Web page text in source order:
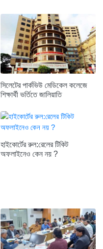
সিলেটের পার্কভিউ মেডিকেল কলেজে
শিক্ষার্থী ভর্তিতে জালিয়াতি
হাইকোর্টের রুল:রেলের টিকিট
অফলাইনেও কেন নয় ?